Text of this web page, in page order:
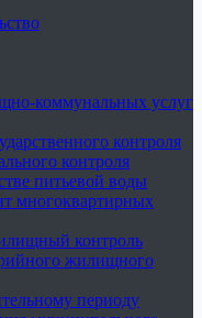
коммунальных услуг
контроля
контроля
питьевой воды
многоквартирных
контроль
жилищного
периоду